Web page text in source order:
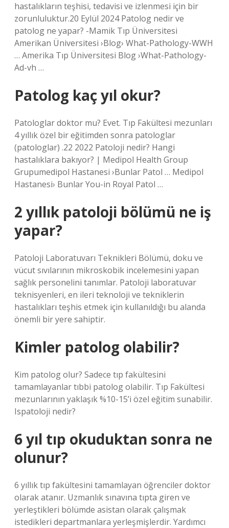
hastalıkların teşhisi, tedavisi ve izlenmesi için bir
zorunluluktur.20 Eylül 2024 Patolog nedir ve
patolog ne yapar? -Mamik Tıp Üniversitesi
Amerikan Üniversitesi ›Blog› What-Pathology-WWH
… Amerika Tıp Üniversitesi Blog ›What-Pathology-
Ad-vh …
Patolog kaç yıl okur?
Patologlar doktor mu? Evet. Tıp Fakültesi mezunları
4 yıllık özel bir eğitimden sonra patologlar
(patologlar) .22 2022 Patoloji nedir? Hangi
hastalıklara bakıyor? | Medipol Health Group
Grupumedipol Hastanesi ›Bunlar Patol … Medipol
Hastanesi› Bunlar You-in Royal Patol …
2 yıllık patoloji bölümü ne iş
yapar?
Patoloji Laboratuvarı Teknikleri Bölümü, doku ve
vücut sıvılarının mikroskobik incelemesini yapan
sağlık personelini tanımlar. Patoloji laboratuvar
teknisyenleri, en ileri teknoloji ve tekniklerin
hastalıkları teşhis etmek için kullanıldığı bu alanda
önemli bir yere sahiptir.
Kimler patolog olabilir?
Kim patolog olur? Sadece tıp fakültesini
tamamlayanlar tıbbi patolog olabilir. Tıp Fakültesi
mezunlarının yaklaşık %10-15’i özel eğitim sunabilir.
Ispatoloji nedir?
6 yıl tıp okuduktan sonra ne
olunur?
6 yıllık tıp fakültesini tamamlayan öğrenciler doktor
olarak atanır. Uzmanlık sınavına tıpta giren ve
yerleştikleri bölümde asistan olarak çalışmak
istedikleri departmanlara yerleşmişlerdir. Yardımcı